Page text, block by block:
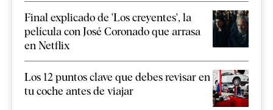
Final explicado de 'Los creyentes', la
película con José Coronado que arrasa
en Netflix
Los 12 puntos clave que debes revisar en
tu coche antes de viajar